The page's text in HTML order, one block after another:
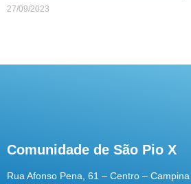
27/09/2023
Comunidade de São Pio X
Rua Afonso Pena, 61 – Centro –